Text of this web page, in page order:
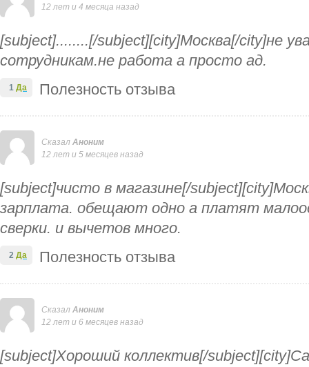
12 лет и 4 месяца назад
[subject]........[/subject][city]Москва[/city]не
сотрудникам.не работа а просто ад.
Полезность отзыва
1 Да
Сказал Аноним
12 лет и 5 месяцев назад
[subject]чисто в магазине[/
зарплата. обещают одно а платят
сверки. и вычетов много.
Полезность отзыва
2 Да
Сказал Аноним
12 лет и 6 месяцев назад
[subject]Хороший коллектив[/